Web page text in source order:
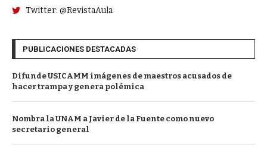
Twitter: @RevistaAula
PUBLICACIONES DESTACADAS
Difunde USICAMM imágenes de maestros acusados de
hacer trampa y genera polémica
Nombra la UNAM a Javier de la Fuente como nuevo
secretario general